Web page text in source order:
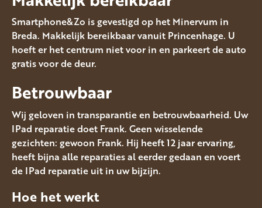
Smartphone&Zo is gevestigd op het Minervum in
Breda. Makkelijk bereikbaar vanuit Princenhage. U
hoeft er het centrum niet voor in en parkeert de auto
gratis voor de deur.
Betrouwbaar
Wij geloven in transparantie en betrouwbaarheid. Uw
IPad reparatie doet Frank. Geen wisselende
gezichten: gewoon Frank. Hij heeft 12 jaar ervaring,
heeft bijna alle reparaties al eerder gedaan en voert
de IPad reparatie uit in uw bijzijn.
Hoe het werkt